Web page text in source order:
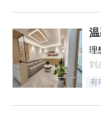
理
刘
有